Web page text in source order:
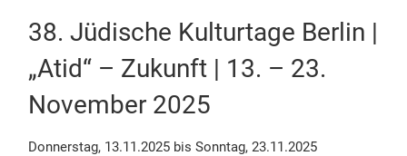
38. Jüdische Kulturtage Berlin |
„Atid“ – Zukunft | 13. – 23.
November 2025
Donnerstag, 13.11.2025 bis Sonntag, 23.11.2025